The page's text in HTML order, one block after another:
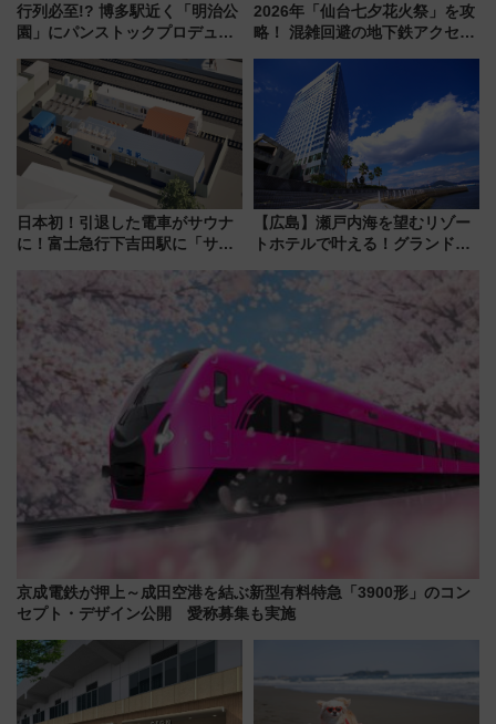
行列必至!? 博多駅近く「明治公
園」にパンストックプロデュー
オープン 秋からはビストロ営業
も！
2026年「仙台七夕花火祭」を攻
略！ 混雑回避の地下鉄アクセス
火前に楽しむ仙台観光ルートま
で解説！
日本初！引退した電車がサウナ
に！富士急行下吉田駅に「サ電
業 行き交う電車の音や振動を
感じながら「ととのう」新感覚
【広島】瀬戸内海を望むリゾー
トホテルで叶える！グランドプ
ディング＆カジュアルパーティ
ープラン
京成電鉄が押上～成田空港を結ぶ新型有料特急「3900形」のコン
セプト・デザイン公開 愛称募集も実施